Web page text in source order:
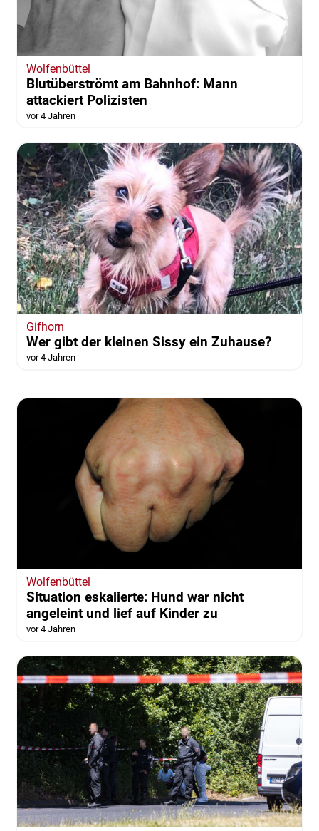
Wolfenbüttel
Blutüberströmt am Bahnhof: Mann
attackiert Polizisten
vor 4 Jahren
Gifhorn
Wer gibt der kleinen Sissy ein Zuhause?
vor 4 Jahren
Wolfenbüttel
Situation eskalierte: Hund war nicht
angeleint und lief auf Kinder zu
vor 4 Jahren